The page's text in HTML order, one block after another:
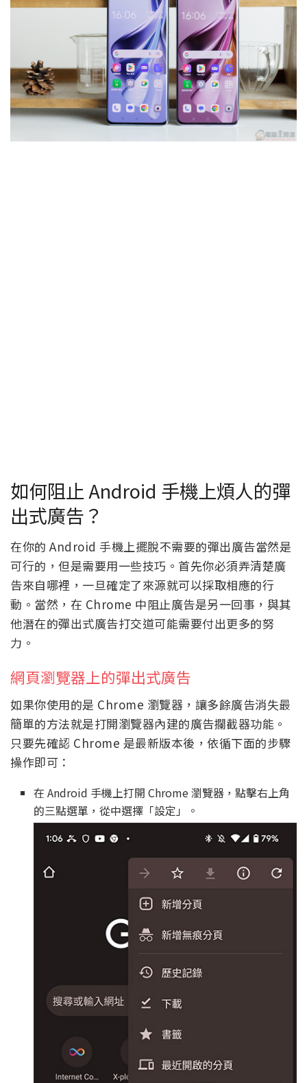
如何阻止 Android 手機上煩人的彈
出式廣告？
在你的 Android 手機上擺脫不需要的彈出廣告當然是
可行的，但是需要用一些技巧。首先你必須弄清楚廣
告來自哪裡，一旦確定了來源就可以採取相應的行
動。當然，在 Chrome 中阻止廣告是另一回事，與其
他潛在的彈出式廣告打交道可能需要付出更多的努
力。
網頁瀏覽器上的彈出式廣告
如果你使用的是 Chrome 瀏覽器，讓多餘廣告消失最
簡單的方法就是打開瀏覽器內建的廣告攔截器功能。
只要先確認 Chrome 是最新版本後，依循下面的步驟
操作即可：
在 Android 手機上打開 Chrome 瀏覽器，點擊右上角
的三點選單，從中選擇「設定」。